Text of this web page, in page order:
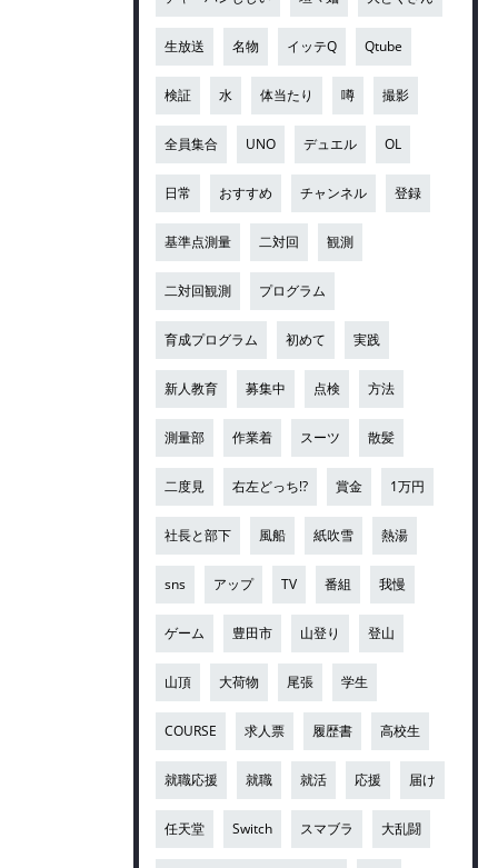
生放送 名物 イッテQ Qtube
検証 水 体当たり 噂 撮影
全員集合 UNO デュエル OL
日常 おすすめ チャンネル 登録
基準点測量 二対回 観測
二対回観測 プログラム
育成プログラム 初めて 実践
新人教育 募集中 点検 方法
測量部 作業着 スーツ 散髪
二度見 右左どっち!? 賞金 1万円
社長と部下 風船 紙吹雪 熱湯
sns アップ TV 番組 我慢
ゲーム 豊田市 山登り 登山
山頂 大荷物 尾張 学生
COURSE 求人票 履歴書 高校生
就職応援 就職 就活 応援 届け
任天堂 Switch スマブラ 大乱闘